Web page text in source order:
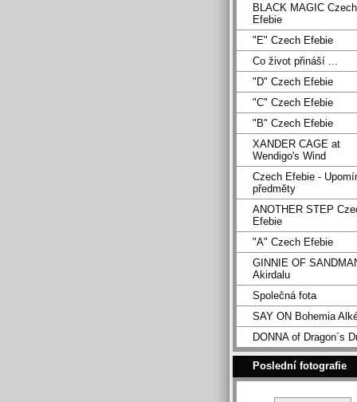
BLACK MAGIC Czech
Efebie
"E" Czech Efebie
Co život přináší ...
"D" Czech Efebie
"C" Czech Efebie
"B" Czech Efebie
XANDER CAGE at
Wendigo's Wind
Czech Efebie -
předměty
ANOTHER STEP
Efebie
"A" Czech Efebie
GINNIE OF
Akirdalu
Společná fota
SAY ON Bohemia
DONNA of Dragon´s
Poslední fotografie